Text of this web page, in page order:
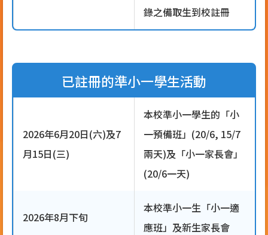
錄之備取生到校註冊
已註冊的準小一學生活動
2026年6月20日(六)及7
月15日(三)
本校準小一學生的「小
一預備班」(20/6, 15/7
兩天)及「小一家長會」
(20/6一天)
2026年8月下旬
本校準小一生「小一適
應班」及新生家長會